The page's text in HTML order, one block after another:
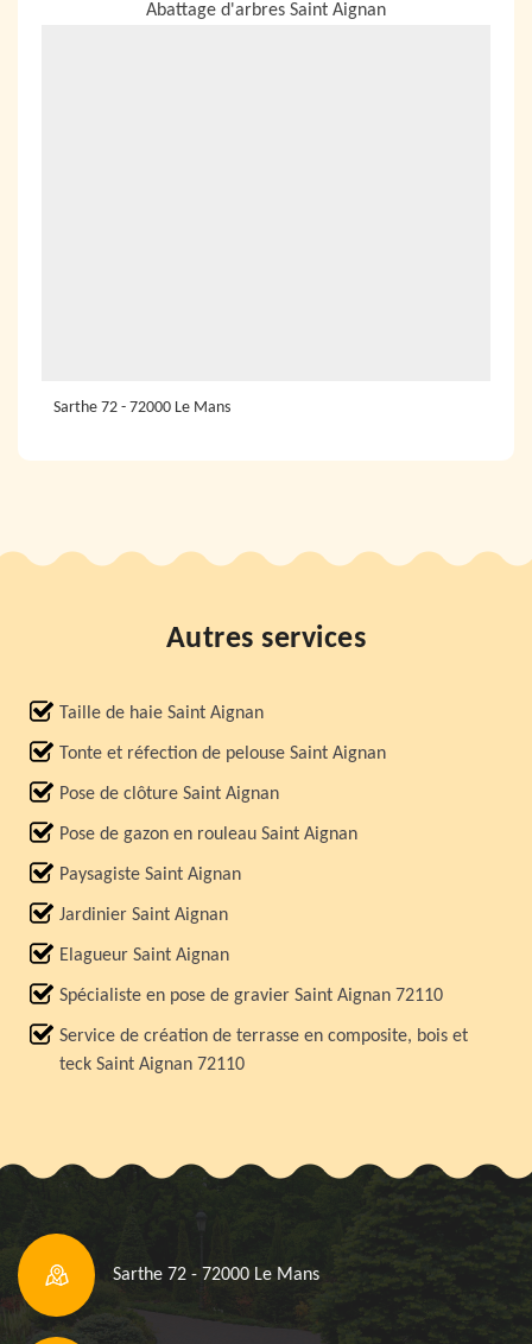
Abattage d'arbres Saint Aignan
Sarthe 72 - 72000 Le Mans
Autres services
Taille de haie Saint Aignan
Tonte et réfection de pelouse Saint Aignan
Pose de clôture Saint Aignan
Pose de gazon en rouleau Saint Aignan
Paysagiste Saint Aignan
Jardinier Saint Aignan
Elagueur Saint Aignan
Spécialiste en pose de gravier Saint Aignan 72110
Service de création de terrasse en composite, bois et
teck Saint Aignan 72110
Sarthe 72 - 72000 Le Mans